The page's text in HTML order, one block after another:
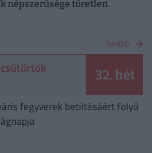
népszerűsége töretlen.
Tovább
32. hét
fegyverek betiltásáért folyó